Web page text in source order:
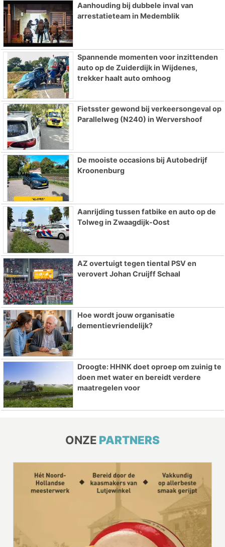
Aanhouding bij dubbele inval van
arrestatieteam in Medemblik
Spannende momenten voor inzittenden
auto op de Zuiderdijk in Wijdenes,
trekker haalt auto omhoog
Fietsster gewond bij verkeersongeval op
Parallelweg (N240) in Wervershoof
De mooiste occasions bij Autobedrijf
Kroonenburg
Aanrijding tussen fatbike en auto op de
Tolweg in Zwaagdijk-Oost
AZ overtuigt tegen tiental PSV en
verovert Johan Cruijff Schaal
Hoe wordt jouw organisatie
dementievriendelijk?
Droogte: HHNK doet oproep om zuinig te
doen met water en bereidt verdere
maatregelen voor
ONZE PARTNERS